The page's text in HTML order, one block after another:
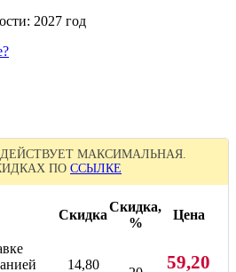
2027 год
МАКСИМАЛЬНАЯ.
ПО ССЫЛКЕ
Скидка
Скидка,
%
Цена
14,80
59,20